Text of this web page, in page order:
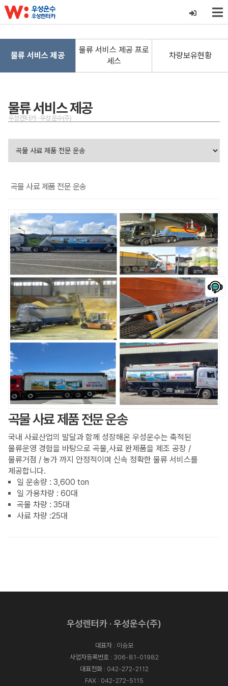
물류 서비스 제공
물류 서비스 제공 프로
세스
차량보유현황
물류 서비스 제공
우성렌터카 · 우성운수(주)
곡물 사료 제품 전문 운송
곡물 사료 제품 전문 운송
국내 사료산업의 발달과 함께 성장해온 우성운수는 축적된
물류운영 경험을 바탕으로 곡물,사료 완제품을 제조 공장 /
물류거점 / 농가 까지 안정적이며 신속 정확한 물류 서비스를
제공합니다.
일 운송량 : 3,600 ton
일 가용차량 : 60대
곡물 차량 : 35대
사료 차량 :25대
우성렌터카 · 우성운수(주)
대표자 : 이승모
사업자등록번호 : 306-81-01982
대표전화 : 042-272-2112
FAX : 042-272-5115